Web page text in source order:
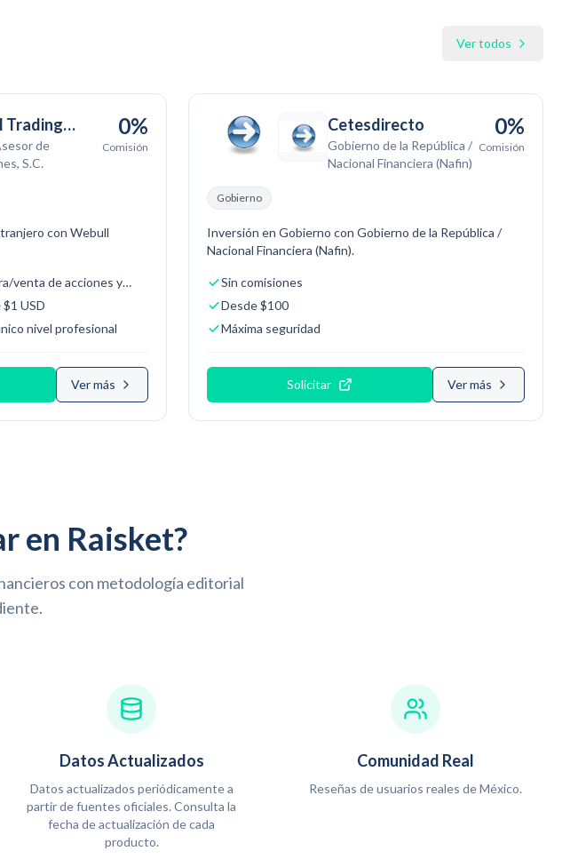
Ver todos
Trading
USA)
de
S.C.
0%
Comisión
con Webull
venta de acciones y
USD
nivel profesional
Ver más
Cetesdirecto
Gobierno de la República /
Nacional Financiera (Nafin)
0%
Comisión
Gobierno
Inversión en Gobierno con Gobierno de la República /
Nacional Financiera (Nafin).
Sin comisiones
Desde $100
Máxima seguridad
Solicitar Ver más
en Raisket?
con metodología editorial
Datos Actualizados
Datos actualizados periódicamente a
partir de fuentes oficiales. Consulta la
fecha de actualización de cada
producto.
Comunidad Real
Reseñas de usuarios reales de México.